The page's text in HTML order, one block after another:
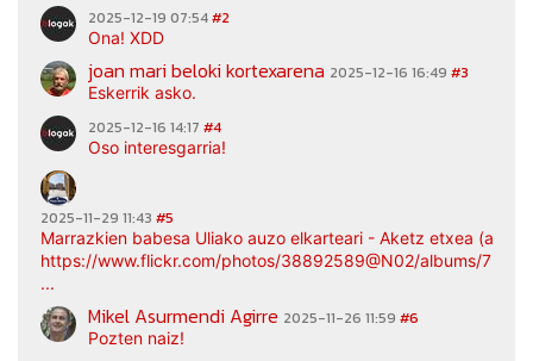
2025-12-19 07:54#2
Ona! XDD
joan mari beloki kortexarena 2025-12-16 16:49 #3
Eskerrik asko.
2025-12-16 14:17 #4
Oso interesgarria!
2025-11-29 11:43 #5
Marrazkien babesa Uliako auzo elkarteari - Aketz etxea
https://www.flickr.com/photos/38892589@N02/albums/
...
Mikel Asurmendi Agirre 2025-11-26 11:59 #6
Pozten naiz!